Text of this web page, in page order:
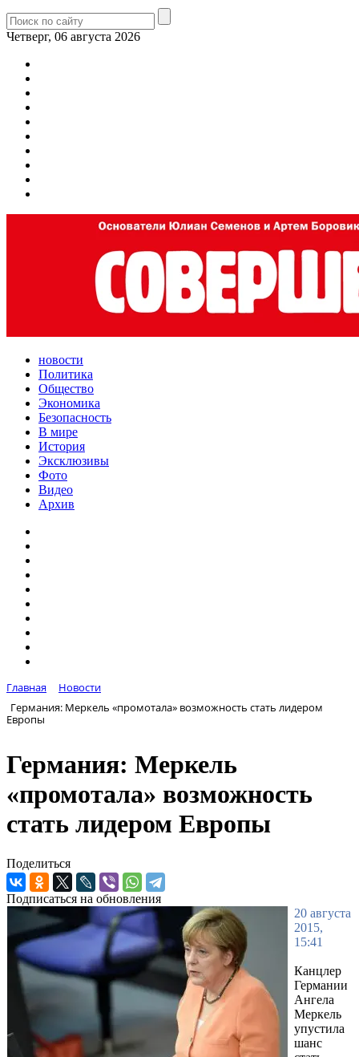
Четверг, 06 августа 2026
новости
Политика
Общество
Экономика
Безопасность
В мире
История
Эксклюзивы
Фото
Видео
Архив
Главная
Новости
Германия: Меркель «промотала» возможность стать лидером
Европы
Германия: Меркель
«промотала» возможность
стать лидером Европы
Поделиться
Подписаться на обновления
20 августа
2015,
15:41
Канцлер
Германии
Ангела
Меркель
упустила
шанс